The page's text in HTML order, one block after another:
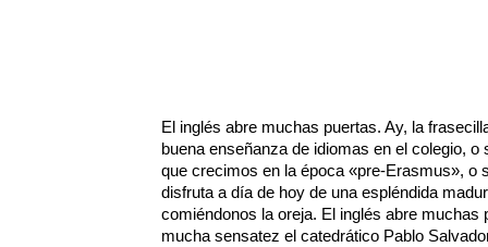
El inglés abre muchas puertas. Ay, la
buena enseñanza de idiomas en el colegio,
que crecimos en la época «pre-Erasmus», o
disfruta a día de hoy de una espléndida
comiéndonos la oreja. El inglés abre muchas
mucha sensatez el catedrático Pablo